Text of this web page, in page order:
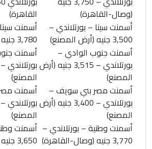
(وصال-القاهرة)
القاهرة)
أسمنت سينا – بورتلاندي –
3,500 جنيه
(أرض المصنع)
أسمنت سينا
3,780 جنيه
أسمنت جنوب الوادي–
بورتلاندي – 3,515 جنيه
(أرض
المصنع)
أسمنت
بورتلاندي –
المصنع)
أسمنت مصر بني سويف–
بورتلاندي – 3,400 جنيه
(أرض
المصنع)
أسمنت
بورتلاندي –
المصنع)
أسمنت وطنية– بورتلاندي –
3,770 جنيه
(وصال-القاهرة)
أسمنت
3,650 جنيه